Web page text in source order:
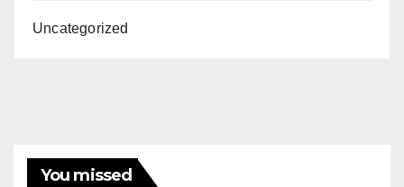
Uncategorized
You missed